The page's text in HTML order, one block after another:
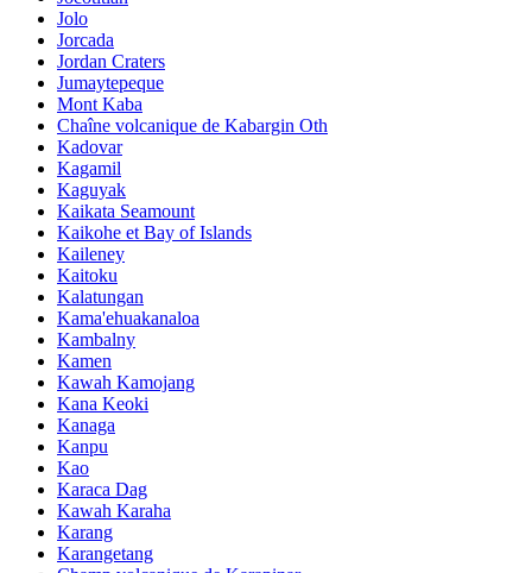
Jolo
Jorcada
Jordan Craters
Jumaytepeque
Mont Kaba
Chaîne volcanique de Kabargin Oth
Kadovar
Kagamil
Kaguyak
Kaikata Seamount
Kaikohe et Bay of Islands
Kaileney
Kaitoku
Kalatungan
Kama'ehuakanaloa
Kambalny
Kamen
Kawah Kamojang
Kana Keoki
Kanaga
Kanpu
Kao
Karaca Dag
Kawah Karaha
Karang
Karangetang